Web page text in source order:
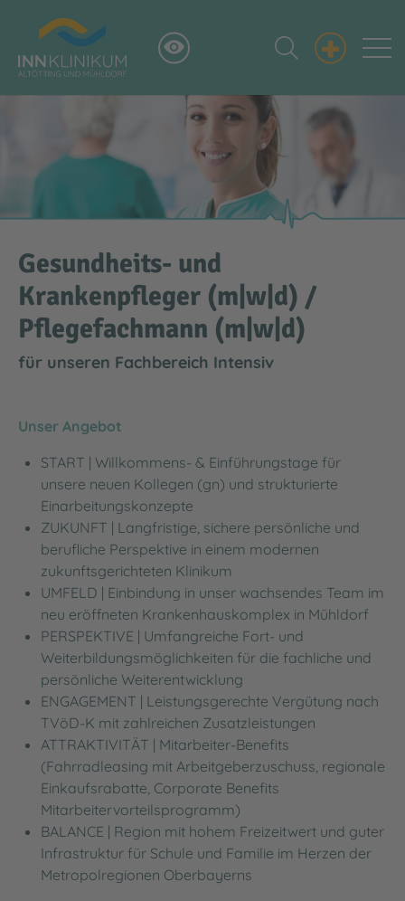
+
Gesundheits- und
Krankenpfleger (m|w|d) /
Pflegefachmann (m|w|d)
für unseren Fachbereich Intensiv
Unser Angebot
START | Willkommens- & Einführungstage für
unsere neuen Kollegen (gn) und strukturierte
Einarbeitungskonzepte
ZUKUNFT | Langfristige, sichere persönliche und
berufliche Perspektive in einem modernen
zukunftsgerichteten Klinikum
UMFELD | Einbindung in unser wachsendes Team im
neu eröffneten Krankenhauskomplex in Mühldorf
PERSPEKTIVE | Umfangreiche Fort- und
Weiterbildungsmöglichkeiten für die fachliche und
persönliche Weiterentwicklung
ENGAGEMENT | Leistungsgerechte Vergütung nach
TVöD-K mit zahlreichen Zusatzleistungen
ATTRAKTIVITÄT | Mitarbeiter-Benefits
(Fahrradleasing mit Arbeitgeberzuschuss, regionale
Einkaufsrabatte, Corporate Benefits
Mitarbeitervorteilsprogramm)
BALANCE | Region mit hohem Freizeitwert und guter
Infrastruktur für Schule und Familie im Herzen der
Metropolregionen Oberbayerns